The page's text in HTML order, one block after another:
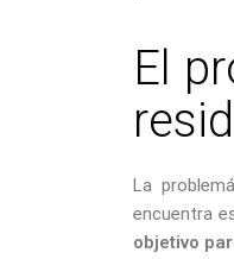
El
La
encuentra
objetivo